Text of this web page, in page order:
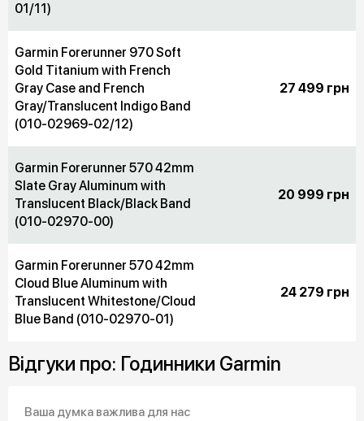
01/11)
Garmin Forerunner 970 Soft
Gold Titanium with French
Gray Case and French
Gray/Translucent Indigo Band
(010-02969-02/12)
27 499 грн
Garmin Forerunner 570 42mm
Slate Gray Aluminum with
Translucent Black/Black Band
(010-02970-00)
20 999 грн
Garmin Forerunner 570 42mm
Cloud Blue Aluminum with
Translucent Whitestone/Cloud
Blue Band (010-02970-01)
24 279 грн
Відгуки про: Годинники Garmin
Ваша думка важлива для нас